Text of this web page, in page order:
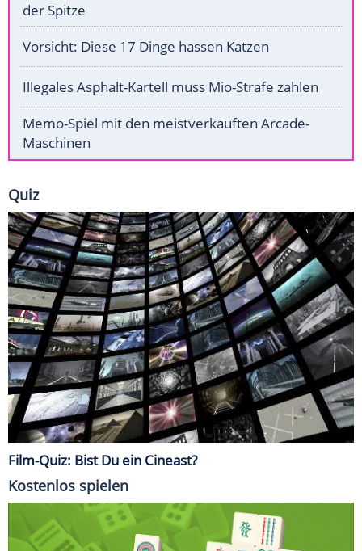
der Spitze
Vorsicht: Diese 17 Dinge hassen Katzen
Illegales Asphalt-Kartell muss Mio-Strafe zahlen
Memo-Spiel mit den meistverkauften Arcade-
Maschinen
Quiz
Film-Quiz: Bist Du ein Cineast?
Kostenlos spielen